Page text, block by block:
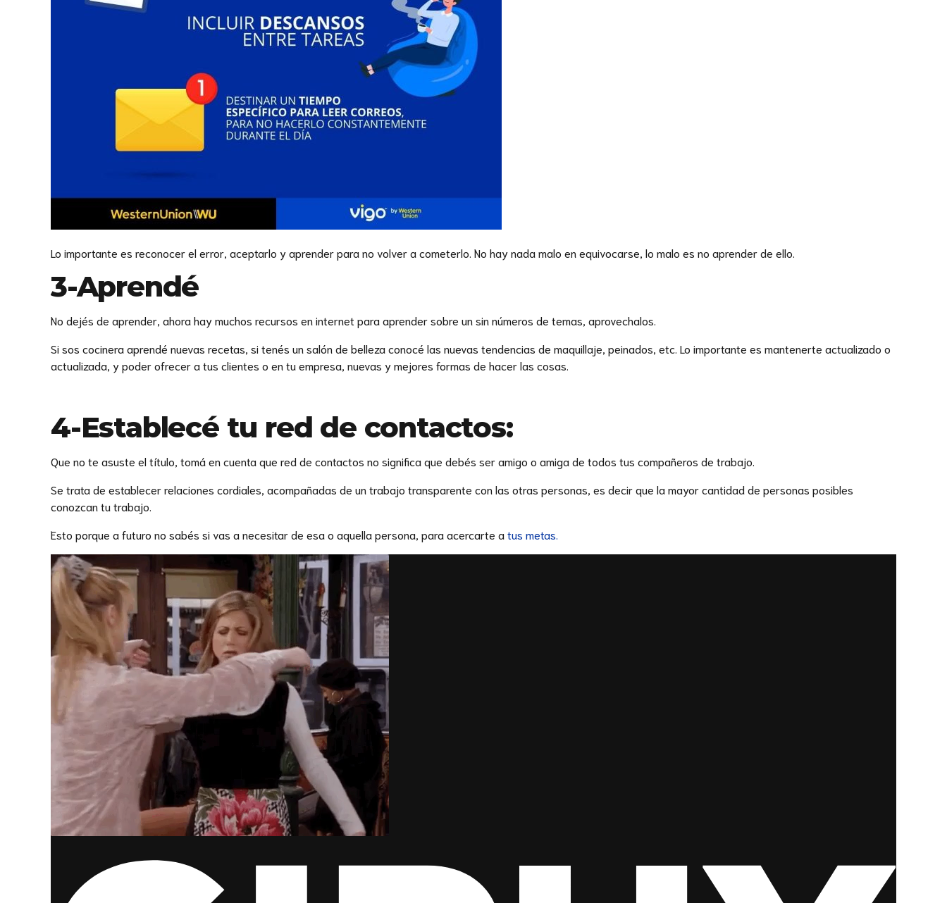
Lo importante es reconocer el error, aceptarlo y aprender para no volver a cometerlo. No hay nada malo en equivocarse, lo malo es no aprender de ello.
3-Aprendé
No dejés de aprender, ahora hay muchos recursos en internet para aprender sobre un sin números de temas, aprovechalos.
Si sos cocinera aprendé nuevas recetas, si tenés un salón de belleza conocé las nuevas tendencias de maquillaje, peinados, etc. Lo importante es mantenerte actualizado o
actualizada, y poder ofrecer a tus clientes o en tu empresa, nuevas y mejores formas de hacer las cosas.
4-Establecé tu red de contactos:
Que no te asuste el título, tomá en cuenta que red de contactos no significa que debés ser amigo o amiga de todos tus compañeros de trabajo.
Se trata de establecer relaciones cordiales, acompañadas de un trabajo transparente con las otras personas, es decir que la mayor cantidad de personas posibles
conozcan tu trabajo.
Esto porque a futuro no sabés si vas a necesitar de esa o aquella persona, para acercarte a tus metas.